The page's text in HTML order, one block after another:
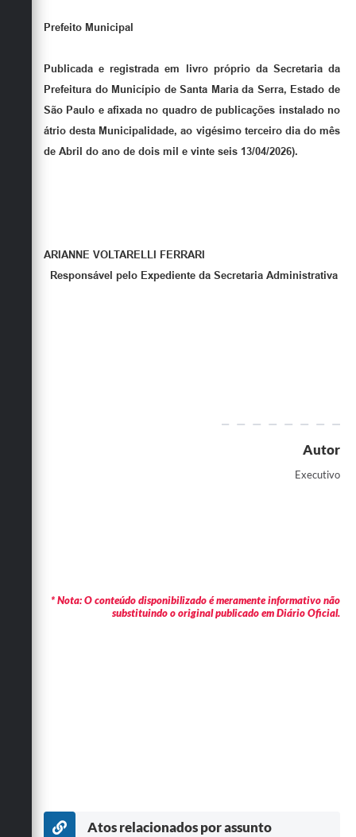
Prefeito Municipal
Publicada e registrada em livro próprio da Secretaria da
Prefeitura do Município de Santa Maria da Serra, Estado de
São Paulo e afixada no quadro de publicações instalado no
átrio desta Municipalidade, ao vigésimo terceiro dia do mês
de Abril do ano de dois mil e vinte seis 13/04/2026).
ARIANNE VOLTARELLI FERRARI
Responsável pelo Expediente da Secretaria Administrativa
Autor
Executivo
* Nota: O conteúdo disponibilizado é meramente informativo não
substituindo o original publicado em Diário Oficial.
Atos relacionados por assunto